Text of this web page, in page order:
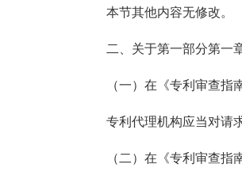
本节其他内容无修改。
二、关于第一部分第一
（一）在《专利审查指
专利代理机构应当对请
（二）在《专利审查指